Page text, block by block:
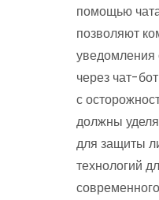
помощью
позволяют
уведомления
через чат-
с
должны
для защиты
технологий